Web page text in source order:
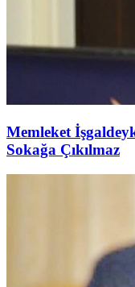
Memleket
Sokağa Çıkılmaz